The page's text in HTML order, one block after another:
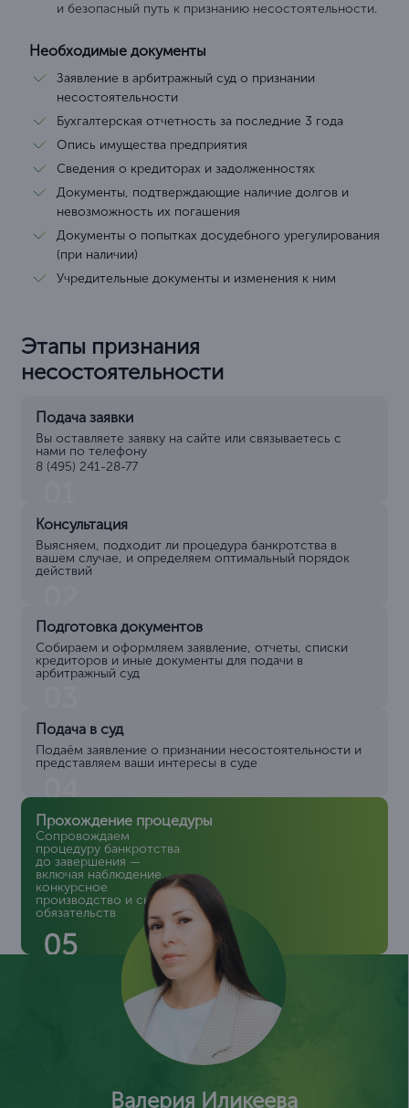
и безопасный путь к признанию несостоятельности.
Необходимые документы
Заявление в арбитражный суд о признании
несостоятельности
Бухгалтерская отчетность за последние 3 года
Опись имущества предприятия
Сведения о кредиторах и задолженностях
Документы, подтверждающие наличие долгов и
невозможность их погашения
Документы о попытках досудебного урегулирования
(при наличии)
Учредительные документы и изменения к ним
Этапы признания
несостоятельности
Подача заявки
Вы оставляете заявку на сайте или связываетесь с
нами по телефону
8 (495) 241-28-77
Консультация
Выясняем, подходит ли процедура банкротства в
вашем случае, и определяем оптимальный порядок
действий
Подготовка документов
Собираем и оформляем заявление, отчеты, списки
кредиторов и иные документы для подачи в
арбитражный суд
Подача в суд
Подаём заявление о признании несостоятельности и
представляем ваши интересы в суде
04
Прохождение процедуры
Сопровождаем
процедуру банкротства
до завершения —
включая наблюдение,
конкурсное
производство и снятие
обязательств
05
Валерия Иликеева